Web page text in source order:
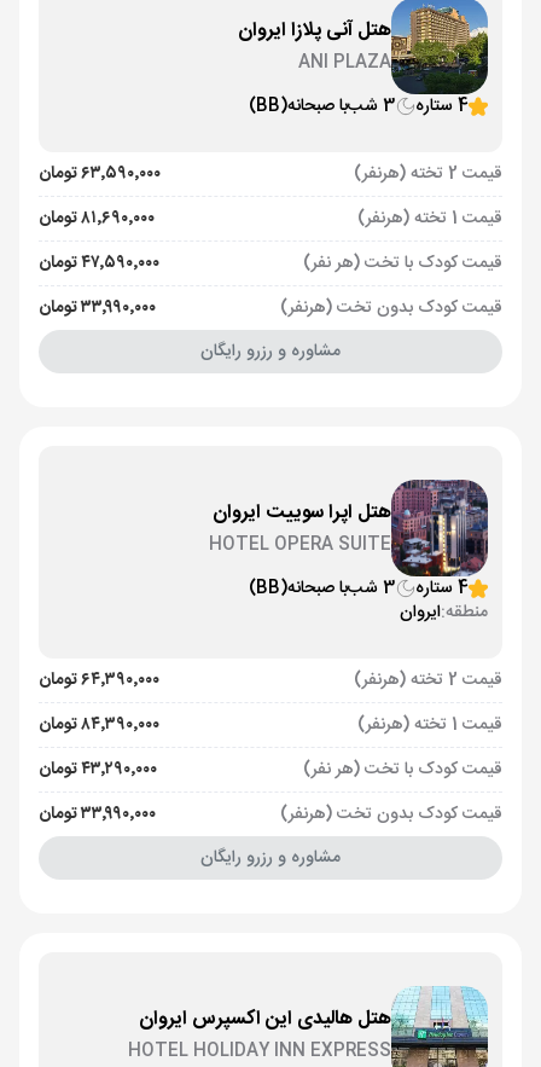
هتل آنی پلازا ایروان
ANI PLAZA
4 ستاره
3 شب با صبحانه(BB)
قیمت 2 تخته (هرنفر)
۶۳٬۵۹۰٬۰۰۰ تومان
قیمت 1 تخته (هرنفر)
۸۱٬۶۹۰٬۰۰۰ تومان
قیمت کودک با تخت (هر نفر)
۴۷٬۵۹۰٬۰۰۰ تومان
قیمت کودک بدون تخت (هرنفر)
۳۳٬۹۹۰٬۰۰۰ تومان
مشاوره و رزرو رایگان
هتل اپرا سوییت ایروان
HOTEL OPERA SUITE
4 ستاره
3 شب با صبحانه(BB)
منطقه:ایروان
قیمت 2 تخته (هرنفر)
۶۴٬۳۹۰٬۰۰۰ تومان
قیمت 1 تخته (هرنفر)
۸۴٬۳۹۰٬۰۰۰ تومان
قیمت کودک با تخت (هر نفر)
۴۳٬۲۹۰٬۰۰۰ تومان
قیمت کودک بدون تخت (هرنفر)
۳۳٬۹۹۰٬۰۰۰ تومان
مشاوره و رزرو رایگان
هتل هالیدی این اکسپرس ایروان
HOTEL HOLIDAY INN EXPRESS